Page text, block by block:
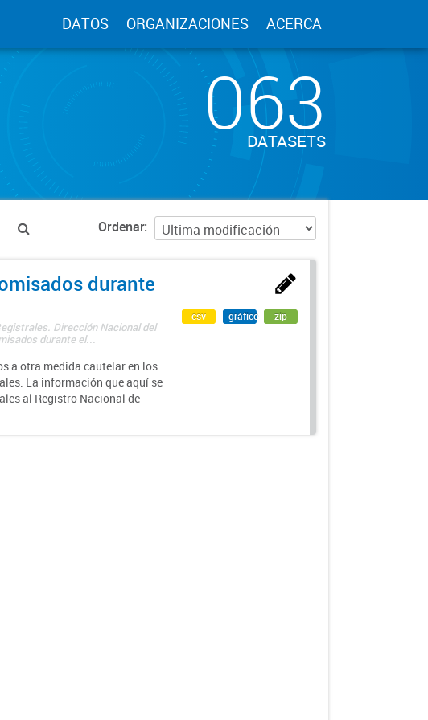
DATOS ORGANIZACIONES ACERCA
063
DATASETS
Ordenar
durante
Dirección Nacional del
durante el...
a otra medida cautelar en los
La información que aquí se
al Registro Nacional de
csv gráfico zip